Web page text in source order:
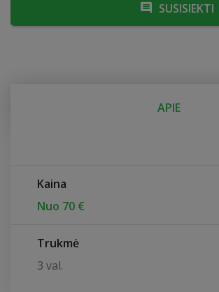
SUSISIEKTI
APIE
Kaina
Nuo 70 €
Trukmė
3 val.